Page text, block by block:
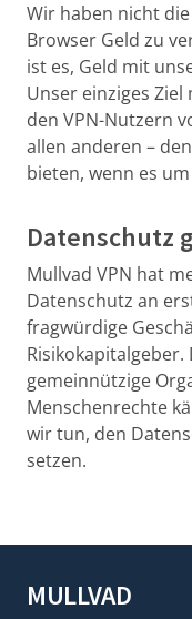
Wir haben nicht
Browser Geld zu
ist es, Geld mit
Unser einziges
den VPN-Nutzern
allen anderen –
bieten, wenn es
Datenschutz
Mullvad VPN hat
Datenschutz an
fragwürdige
gemeinnützige
Menschenrechte
wir tun, den
setzen.
MULLVAD